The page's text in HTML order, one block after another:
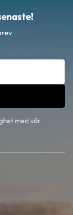
med vår